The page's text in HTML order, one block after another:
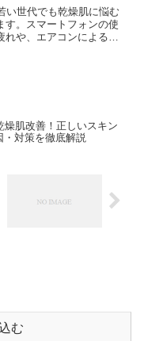
い世代でも乾燥肌に悩む
す。スマートフォンの使
れや、エアコンによる室
燥肌改善！正しいスキン
対策を徹底解説
む